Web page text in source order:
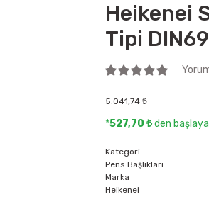
Heikenei
Tipi
5.041,74 ₺
*527,70 ₺den
Kategori
Pens Başlıkları
Marka
Heikenei